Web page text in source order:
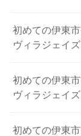
初めての伊東
ヴィラジェイ
初めての伊東
ヴィラジェイ
初めての伊東